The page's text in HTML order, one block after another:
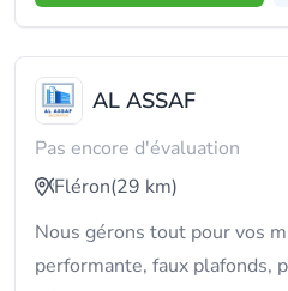
AL ASSAF
Pas encore d'évaluation
Fléron(29 km)
Nous gérons tout pour vos
performante, faux plafonds,